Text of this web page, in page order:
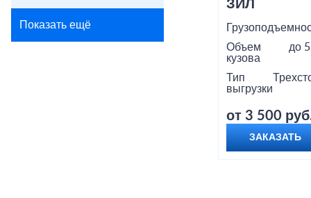
Показать ещё
ЗИЛ
Объем
кузова
до
Тип
выгрузки
от 3 500
ЗАКАЗАТЬ